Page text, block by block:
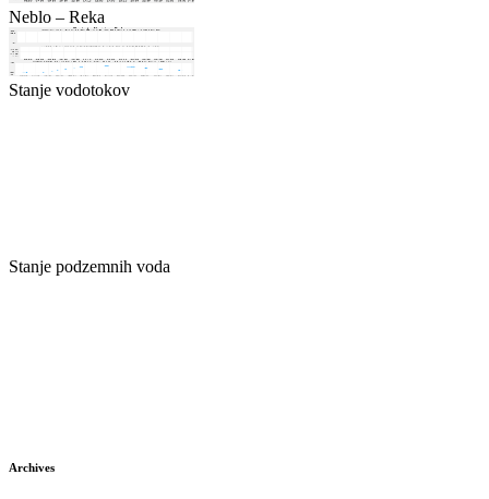
Neblo – Reka
Stanje vodotokov
Stanje podzemnih voda
Archives